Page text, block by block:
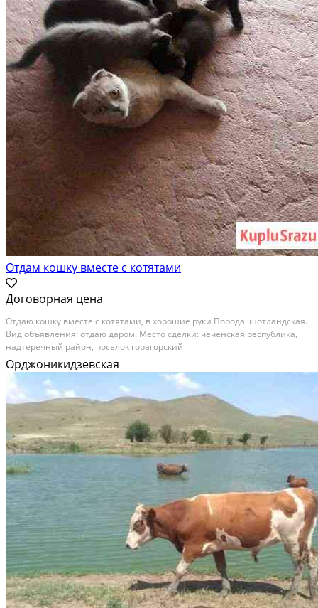
Отдам кошку вместе с котятами
Договорная цена
Отдаю кошку вместе с котятами, в хорошие руки Порода: шотландская.
Вид объявления: отдаю даром. Место сделки: чеченская республика,
надтеречный район, поселок горагорский
Орджоникидзевская